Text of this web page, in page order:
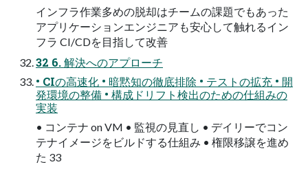
インフラ作業多めの脱却はチームの課題でもあった
アプリケーションエンジニアも安心して触れるイン
フラ CI/CDを目指して改善
32 6. 解決へのアプローチ
• CIの高速化 • 暗黙知の徹底排除 • テストの拡充 • 開
発環境の整備 • 構成ドリフト検出のための仕組みの
実装
• コンテナ on VM • 監視の見直し • デイリーでコン
テナイメージをビルドする仕組み • 権限移譲を進め
た 33